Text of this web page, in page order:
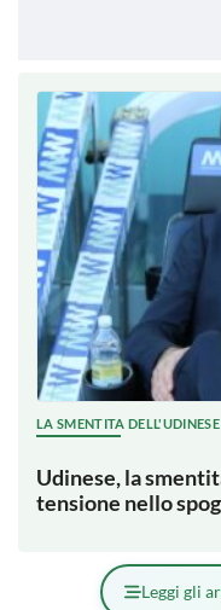
LA SMENTITA
Udinese, la
tensione nello
Leggi gli